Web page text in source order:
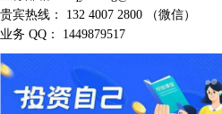
贵宾热线： 132 4007 2800 （微信）
业务 QQ： 1449879517